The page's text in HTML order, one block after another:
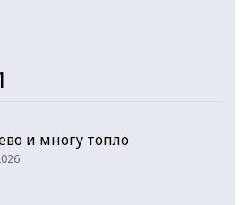
и многу топло